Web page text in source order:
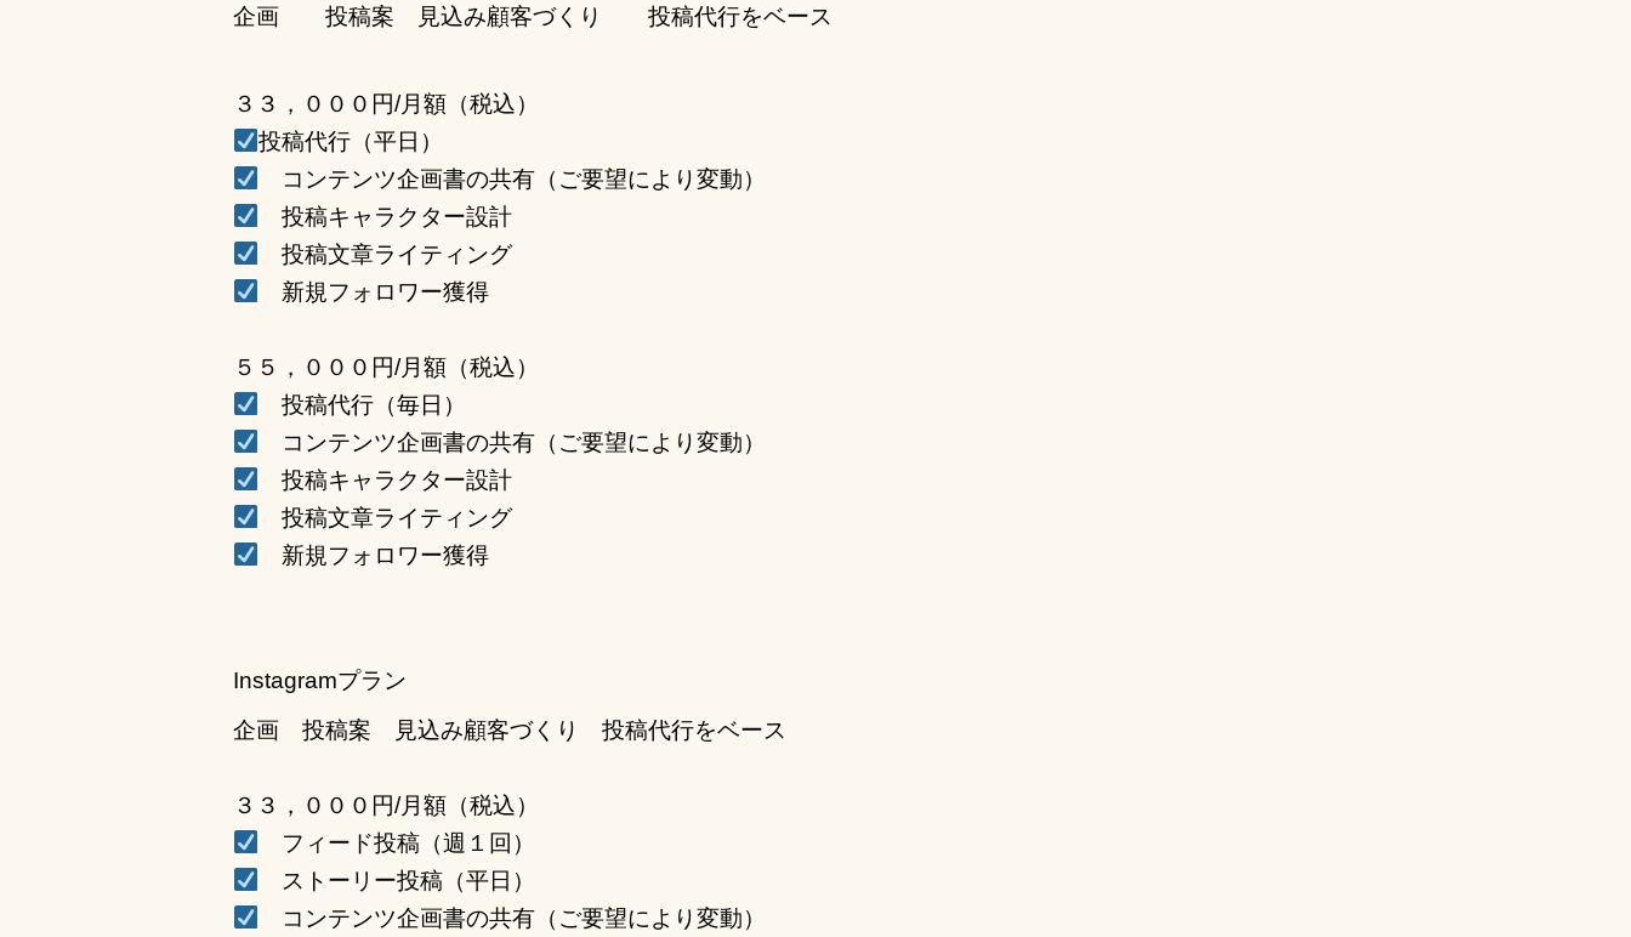
企画 投稿案 見込み顧客づくり 投稿代行をベース
３３，０００円/月額（税込）
投稿代行（平日）
コンテンツ企画書の共有（ご要望により変動）
投稿キャラクター設計
投稿文章ライティング
新規フォロワー獲得
５５，０００円/月額（税込）
投稿代行（毎日）
コンテンツ企画書の共有（ご要望により変動）
投稿キャラクター設計
投稿文章ライティング
新規フォロワー獲得
Instagramプラン
企画 投稿案 見込み顧客づくり 投稿代行をベース
３３，０００円/月額（税込）
フィード投稿（週１回）
ストーリー投稿（平日）
コンテンツ企画書の共有（ご要望により変動）